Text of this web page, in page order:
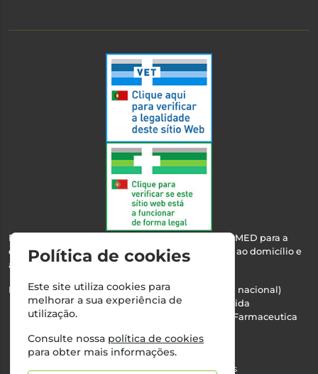
Esta farmácia encontra-se autorizada pelo INFARMED para a
dispensa de medicamentos e produtos de saúde ao domicílio e
através da internet.
Nº Infarmed: 21 798 7100 (chamada para rede fixa nacional)
Direção Técnica:Maria Teresa Almeida
NIPC:510103669 | Teresa Almeida - Sociedade Farmaceutica
Alvará nº:2994
©2026 Todos os direitos reservados
Política de cookies
Este site utiliza cookies para
melhorar a sua experiência de
utilização.
Consulte nossa política de cookies
para obter mais informações.